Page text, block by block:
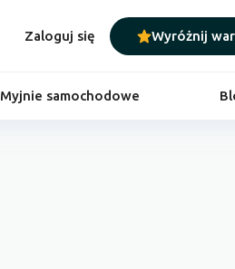
Zaloguj się Wyróżnij
Myjnie samochodowe